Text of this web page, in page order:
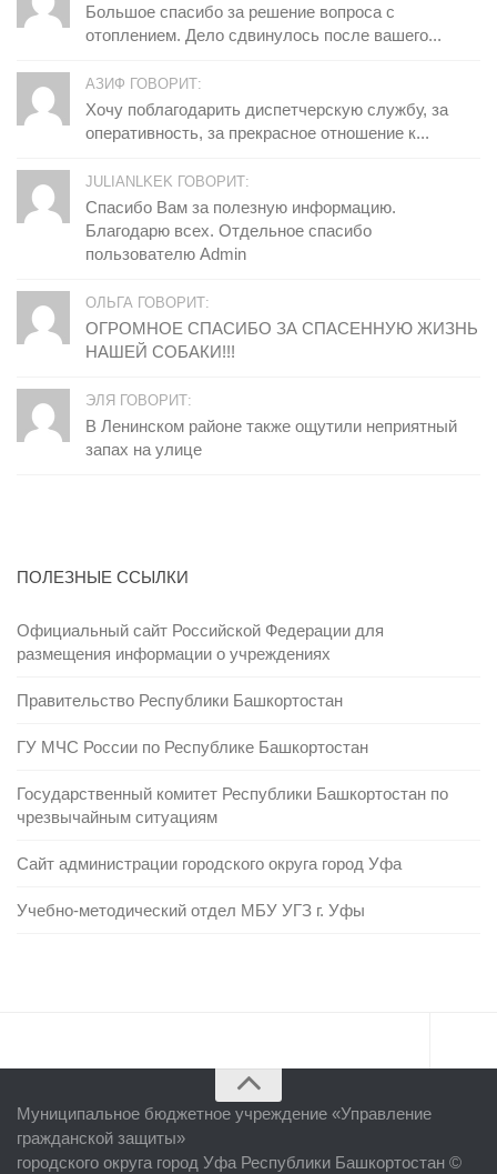
Большое спасибо за решение вопроса с
отоплением. Дело сдвинулось после вашего...
АЗИФ ГОВОРИТ:
Хочу поблагодарить диспетчерскую службу, за
оперативность, за прекрасное отношение к...
JULIANLKEK ГОВОРИТ:
Спасибо Вам за полезную информацию.
Благодарю всех. Отдельное спасибо
пользователю Admin
ОЛЬГА ГОВОРИТ:
ОГРОМНОЕ СПАСИБО ЗА СПАСЕННУЮ ЖИЗНЬ
НАШЕЙ СОБАКИ!!!
ЭЛЯ ГОВОРИТ:
В Ленинском районе также ощутили неприятный
запах на улице
ПОЛЕЗНЫЕ ССЫЛКИ
Официальный сайт Российской Федерации для
размещения информации о учреждениях
Правительство Республики Башкортостан
ГУ МЧС России по Республике Башкортостан
Государственный комитет Республики Башкортостан по
чрезвычайным ситуациям
Сайт администрации городского округа город Уфа
Учебно-методический отдел МБУ УГЗ г. Уфы
Об учреждении
Руководство
Муниципальное бюджетное учреждение «Управление
гражданской защиты»
городского округа город Уфа Республики Башкортостан ©